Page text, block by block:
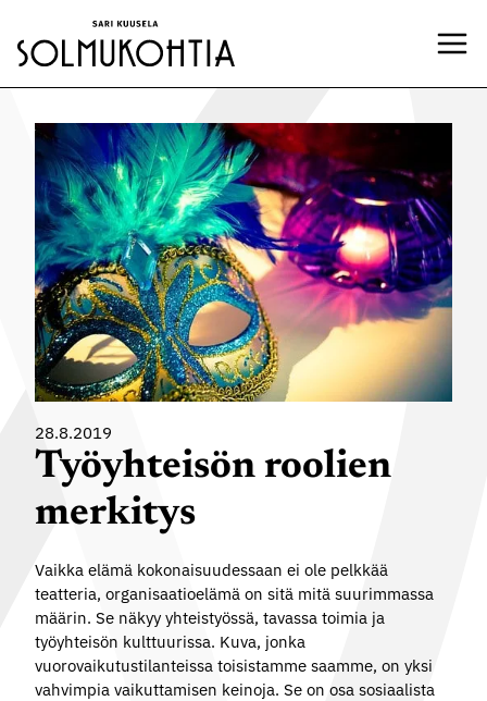
sisältöön
28.8.2019
Työyhteisön roolien
merkitys
Vaikka elämä kokonaisuudessaan ei ole pelkkää
teatteria, organisaatioelämä on sitä mitä suurimmassa
määrin. Se näkyy yhteistyössä, tavassa toimia ja
työyhteisön kulttuurissa. Kuva, jonka
vuorovaikutustilanteissa toisistamme saamme, on yksi
vahvimpia vaikuttamisen keinoja. Se on osa sosiaalista